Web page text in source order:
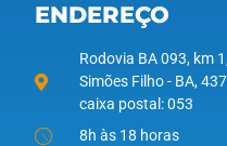
ENDEREÇO
Rodovia BA 093, km
Simões Filho - BA,
caixa postal: 053
8h às 18 horas